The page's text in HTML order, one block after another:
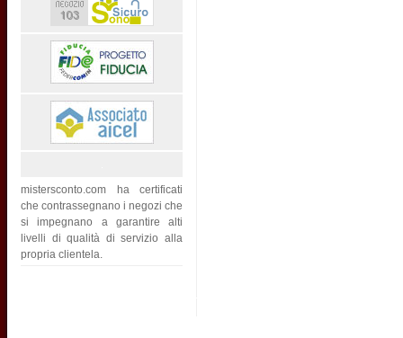
mistersconto.com ha certificati
che contrassegnano i negozi che
si impegnano a garantire alti
livelli di qualità di servizio alla
propria clientela.